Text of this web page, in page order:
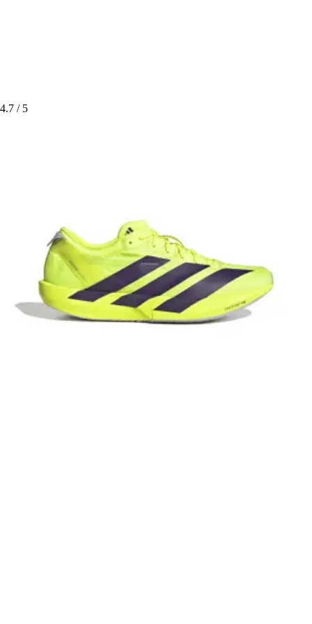
4.7 / 5